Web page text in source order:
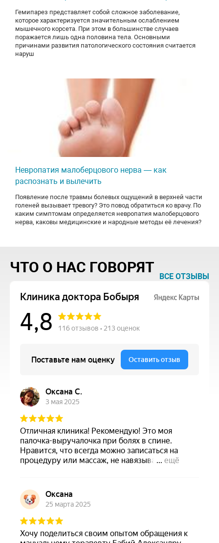
Гемипарез представляет собой сложное заболевание,
которое характеризуется значительным ослаблением
мышечного корсета. При этом в большинстве случаев
поражается лишь одна половина тела. Основными
причинами развития патологического состояния считается
наруш
Невропатия малоберцового нерва — как
распознать и вылечить
Появление после травмы болевых ощущений в верхней части
голеней вызывает тревогу? Это повод обратиться ко врачу. По
каким симптомам определяется невропатия малоберцового
нерва, каковы медицинские и народные методы её лечения?
ЧТО О НАС ГОВОРЯТ
ВСЕ ОТЗЫВЫ